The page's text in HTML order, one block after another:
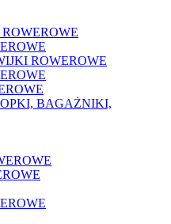
ROWEROWE
BAGAŻNIKI,